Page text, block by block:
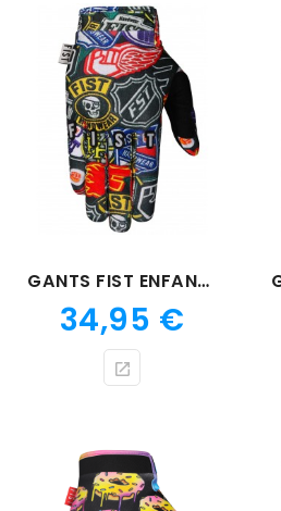
GANTS FIST ENFANT ICEY
Prix
34,95 €